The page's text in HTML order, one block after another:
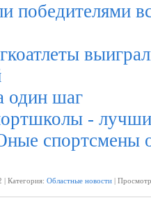
победителями
один шаг
-
спортсмены
Категория: Областные новости |